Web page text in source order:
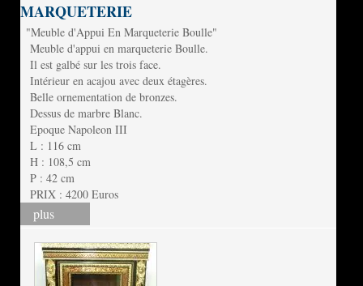
MARQUETERIE
"Meuble d'Appui En Marqueterie Boulle"
Meuble d'appui en marqueterie Boulle.
Il est galbé sur les trois face.
Intérieur en acajou avec deux étagères.
Belle ornementation de bronzes.
Dessus de marbre Blanc.
Epoque Napoleon III
L : 116 cm
H : 108,5 cm
P : 42 cm
PRIX : 4200 Euros
plus